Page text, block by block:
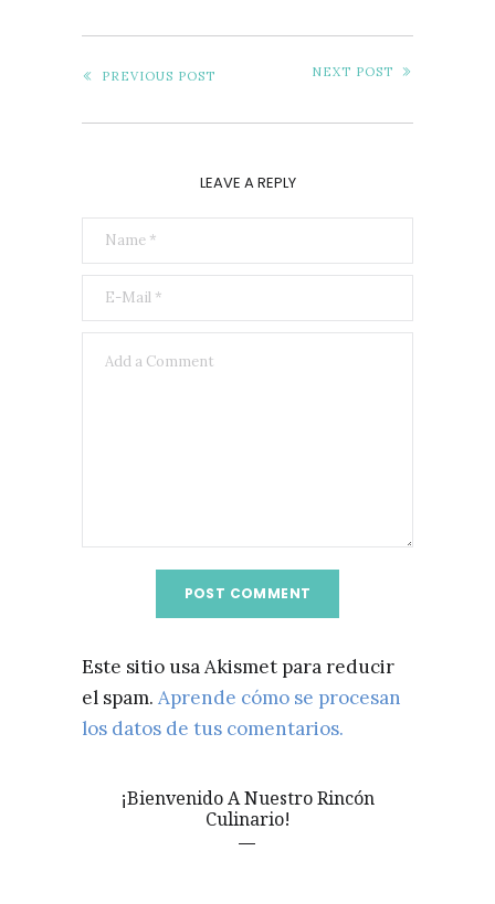
PREVIOUS POST NEXT POST
LEAVE A REPLY
Este sitio usa Akismet para reducir
el spam. Aprende cómo se procesan
los datos de tus comentarios.
¡Bienvenido A Nuestro Rincón
Culinario!